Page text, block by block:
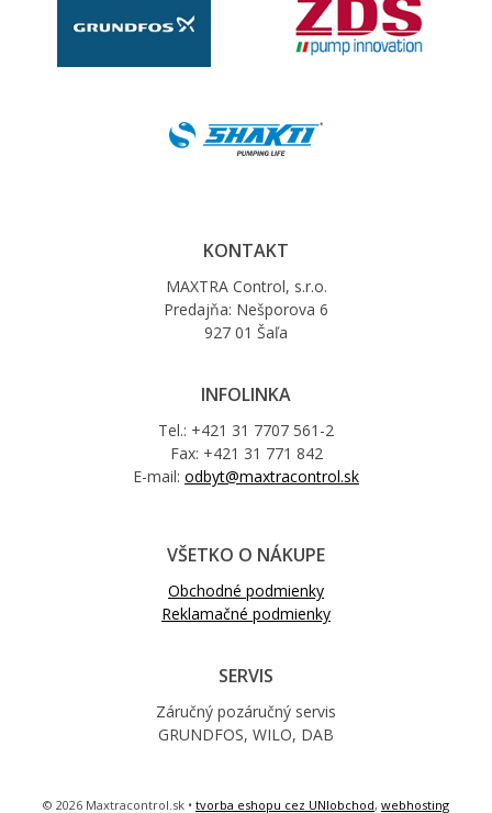
KONTAKT
MAXTRA Control, s.r.o.
Predajňa: Nešporova 6
927 01 Šaľa
INFOLINKA
Tel.: +421 31 7707 561-2
Fax: +421 31 771 842
E-mail: odbyt@maxtracontrol.sk
VŠETKO O NÁKUPE
Obchodné podmienky
Reklamačné podmienky
SERVIS
Záručný pozáručný servis
GRUNDFOS, WILO, DAB
© 2026 Maxtracontrol.sk • tvorba eshopu cez UNIobchod, webhosting